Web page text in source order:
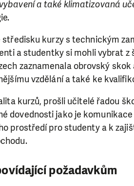
a také klimatizovaná
středisku kurzy s technickým
a studentky si mohli vybrat z
zaznamenala obrovský
vzdělání a také ke
kurzů, prošli učitelé řadou
dovednosti jako je
prostředí pro studenty a k
požadavkům